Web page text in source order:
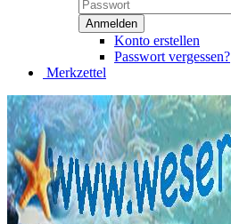
Konto erstellen
Passwort vergessen?
Merkzettel